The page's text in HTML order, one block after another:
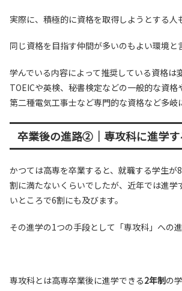
実際に、積極的に資格を取得しようとする人
同じ資格を目指す仲間が多いのもよい環境と
学んでいる内容によって推奨している資格は
TOEICや英検、秘書検定などの一般的な資格
第二種電気工事士など専門的な資格など多岐
卒業後の進路②｜専攻科に進学す
かつては高専を卒業すると、就職する学生が
割に満たないくらいでしたが、近年では進学
いところで6割にも及びます。
その進学の1つの手段として「専攻科」への進
専攻科とは高専卒業後に進学できる2年制の